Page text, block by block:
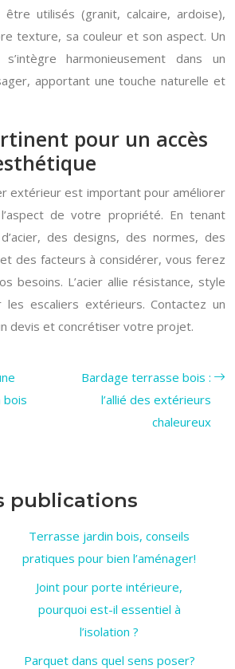
utilisés (granit, calcaire, ardoise),
texture, sa couleur et son aspect. Un
harmonieusement dans un
apportant une touche naturelle et
pour un accès
extérieur est important pour améliorer
de votre propriété. En tenant
des designs, des normes, des
des facteurs à considérer, vous ferez
besoins. L’acier allie résistance, style
les escaliers extérieurs. Contactez un
devis et concrétiser votre projet.
Bardage terrasse bois :
l’allié des extérieurs
chaleureux
publications
Terrasse jardin bois, conseils
pratiques pour bien l’aménager!
Joint pour porte intérieure,
pourquoi est-il essentiel à
l’isolation ?
Parquet dans quel sens poser?